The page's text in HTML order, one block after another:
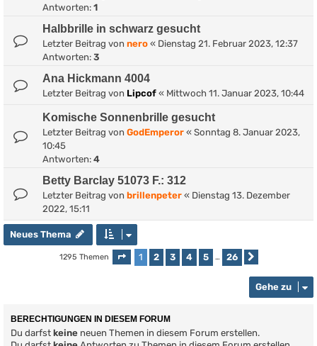
Antworten: 1
Halbbrille in schwarz gesucht
Letzter Beitrag von nero « Dienstag 21. Februar 2023, 12:37
Antworten: 3
Ana Hickmann 4004
Letzter Beitrag von Lipcof « Mittwoch 11. Januar 2023, 10:44
Komische Sonnenbrille gesucht
Letzter Beitrag von GodEmperor « Sonntag 8. Januar 2023,
10:45
Antworten: 4
Betty Barclay 51073 F.: 312
Letzter Beitrag von brillenpeter « Dienstag 13. Dezember
2022, 15:11
Neues Thema
1295 Themen Seite 1von 26
1 2 3 4 5 … 26
Gehe zu
BERECHTIGUNGEN IN DIESEM FORUM
Du darfst keine neuen Themen in diesem Forum erstellen.